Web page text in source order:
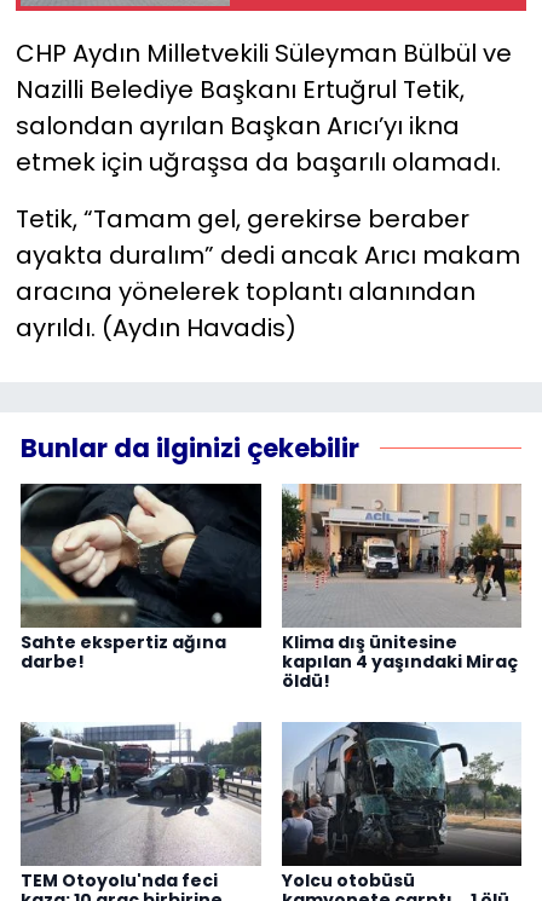
CHP Aydın Milletvekili Süleyman Bülbül ve
Nazilli Belediye Başkanı Ertuğrul Tetik,
salondan ayrılan Başkan Arıcı’yı ikna
etmek için uğraşsa da başarılı olamadı.
Tetik, “Tamam gel, gerekirse beraber
ayakta duralım” dedi ancak Arıcı makam
aracına yönelerek toplantı alanından
ayrıldı. (Aydın Havadis)
Bunlar da ilginizi çekebilir
Sahte ekspertiz ağına
darbe!
Klima dış ünitesine
kapılan 4 yaşındaki Miraç
öldü!
TEM Otoyolu'nda feci
Yolcu otobüsü